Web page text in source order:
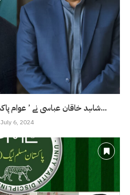
شاہد خاقان عباسی نے ’ عوام پاکستان پارٹی ‘ کی بنیاد رکھ...
July 6, 2024